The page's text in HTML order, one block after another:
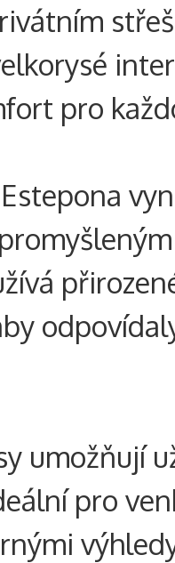
pro
umožňují
pro